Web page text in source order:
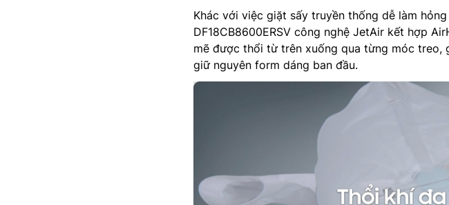
Khác với việc giặt sấy truyền thống dễ làm
DF18CB8600ERSV công nghệ JetAir kết hợp
mẽ được thổi từ trên xuống qua từng móc treo,
giữ nguyên form dáng ban đầu.